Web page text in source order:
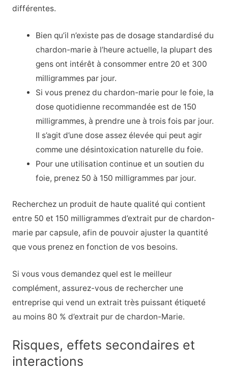
différentes.
Bien qu’il n’existe pas de dosage standardisé du
chardon-marie à l’heure actuelle, la plupart des
gens ont intérêt à consommer entre 20 et 300
milligrammes par jour.
Si vous prenez du chardon-marie pour le foie, la
dose quotidienne recommandée est de 150
milligrammes, à prendre une à trois fois par jour.
Il s’agit d’une dose assez élevée qui peut agir
comme une désintoxication naturelle du foie.
Pour une utilisation continue et un soutien du
foie, prenez 50 à 150 milligrammes par jour.
Recherchez un produit de haute qualité qui contient
entre 50 et 150 milligrammes d’extrait pur de chardon-
marie par capsule, afin de pouvoir ajuster la quantité
que vous prenez en fonction de vos besoins.
Si vous vous demandez quel est le meilleur
complément, assurez-vous de rechercher une
entreprise qui vend un extrait très puissant étiqueté
au moins 80 % d’extrait pur de chardon-Marie.
Risques, effets secondaires et
interactions